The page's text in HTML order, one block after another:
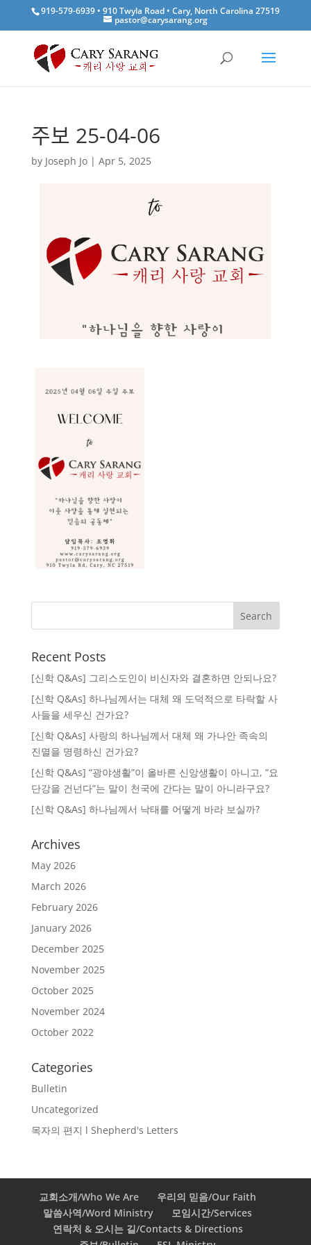
919-579-6939 • 910 Twyla Road • Cary, North Carolina 27519
pastor@carysarang.org
주보 25-04-06
by Joseph Jo| Apr 5, 2025
Recent Posts
[신학 Q&As] 그리스도인이 비신자와 결혼하면 안되나요?
[신학 Q&As] 하나님께서는 대체 왜 도덕적으로 타락할 사
사들을 세우신 건가요?
[신학 Q&As] 사랑의 하나님께서 대체 왜 가나안 족속의
진멸을 명령하신 건가요?
[신학 Q&As] “광야생활”이 올바른 신앙생활이 아니고, “요
단강을 건넌다”는 말이 천국에 간다는 말이 아니라구요?
[신학 Q&As] 하나님께서 낙태를 어떻게 바라 보실까?
Archives
May 2026
March 2026
February 2026
January 2026
December 2025
November 2025
October 2025
November 2024
October 2022
Categories
Bulletin
Uncategorized
목자의 편지 l Shepherd's Letters
교회소개/Who We Are
우리의 믿음/Our Faith
말씀사역/Word Ministry
모임시간/Services
연락처 & 오시는 길/Contacts & Directions